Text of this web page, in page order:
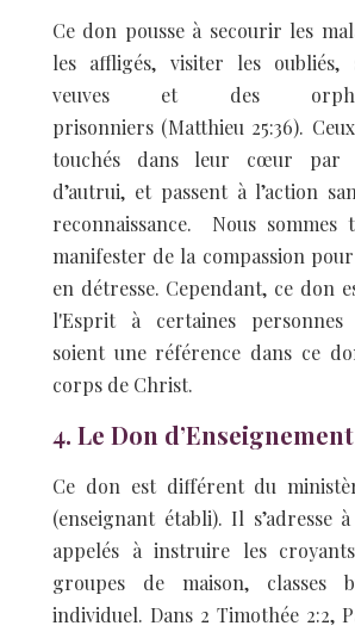
Ce don pousse à secourir les
les affligés, visiter les oubliés,
veuves et des
prisonniers (Matthieu 25:36).
touchés dans leur cœur par
d’autrui, et passent à l’action
reconnaissance. Nous sommes
manifester de la compassion
en détresse. Cependant, ce don
l'Esprit à certaines
soient une référence dans ce
corps de Christ.
4. Le Don d’Enseignement
Ce don est différent du
(enseignant établi). Il s’adresse
appelés à instruire les
groupes de maison, classes
individuel. Dans 2 Timothée 2:2,